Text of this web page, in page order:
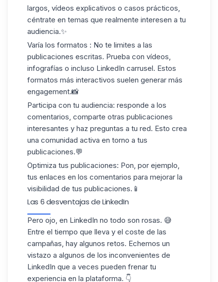
largos, vídeos explicativos o casos prácticos,
céntrate en temas que realmente interesen a tu
audiencia.✨
Varía los formatos : No te limites a las
publicaciones escritas. Prueba con vídeos,
infografías o incluso LinkedIn carrusel. Estos
formatos más interactivos suelen generar más
engagement.📸
Participa con tu audiencia: responde a los
comentarios, comparte otras publicaciones
interesantes y haz preguntas a tu red. Esto crea
una comunidad activa en torno a tus
publicaciones.💬
Optimiza tus publicaciones: Pon, por ejemplo,
tus enlaces en los comentarios para mejorar la
visibilidad de tus publicaciones.📱
Las 6 desventajas de LinkedIn
Pero ojo, en LinkedIn no todo son rosas. 😅
Entre el tiempo que lleva y el coste de las
campañas, hay algunos retos. Echemos un
vistazo a algunos de los inconvenientes de
LinkedIn que a veces pueden frenar tu
experiencia en la plataforma. 👇